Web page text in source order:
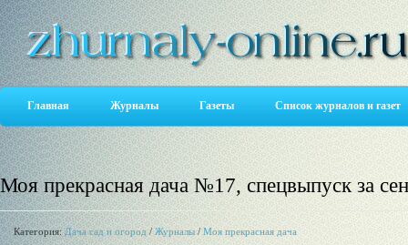
Главная Журналы Газеты Список журналов и газет
Моя прекрасная дача №17, спецвыпуск за
Категория:Дача сад и огород / Журналы/ Моя прекрасная дача